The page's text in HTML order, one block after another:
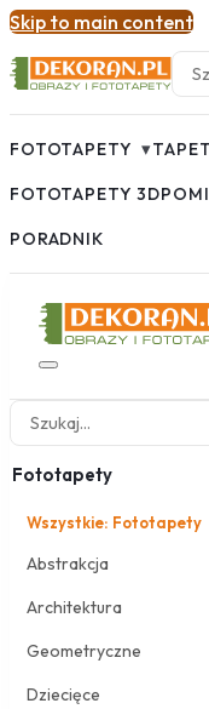
Skip to main content
FOTOTAPETY ▾
FOTOTAPETY 3D
PORADNIK
Fototapety
Wszystkie: Fototapety
Abstrakcja
Architektura
Geometryczne
Dziecięce